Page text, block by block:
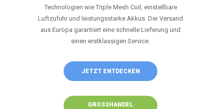
Technologien wie Triple Mesh Coil, einstellbare
Luftzufuhr und leistungsstarke Akkus. Der Versand
aus Europa garantiert eine schnelle Lieferung und
einen erstklassigen Service.
JETZT ENTDECKEN
GROSSHANDEL